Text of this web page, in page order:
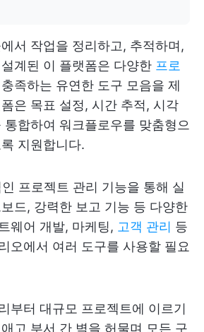
서 작업을 정리하고, 추적하며,
계된 이 플랫폼은 다양한 프로
충족하는 유연한 도구 모음을 제
은 목표 설정, 시간 추적, 시각
통합하여 워크플로우를 맞춤형으
지원합니다.
프로젝트 관리 기능을 통해 실
드, 강력한 보고 기능 등 다양한
웨어 개발, 마케팅, 고객 관리 등
오에서 여러 도구를 사용할 필요
부터 대규모 프로젝트에 이르기
고 부서 간 벽을 허물며 모든 구